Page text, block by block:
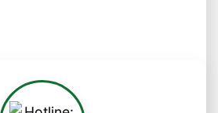
tại đây